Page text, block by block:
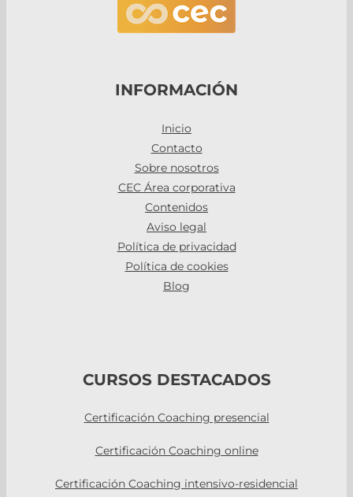
INFORMACIÓN
Inicio
Contacto
Sobre nosotros
CEC Área corporativa
Contenidos
Aviso legal
Política de privacidad
Política de cookies
Blog
CURSOS DESTACADOS
Certificación Coaching presencial
Certificación Coaching online
Certificación Coaching intensivo-residencial